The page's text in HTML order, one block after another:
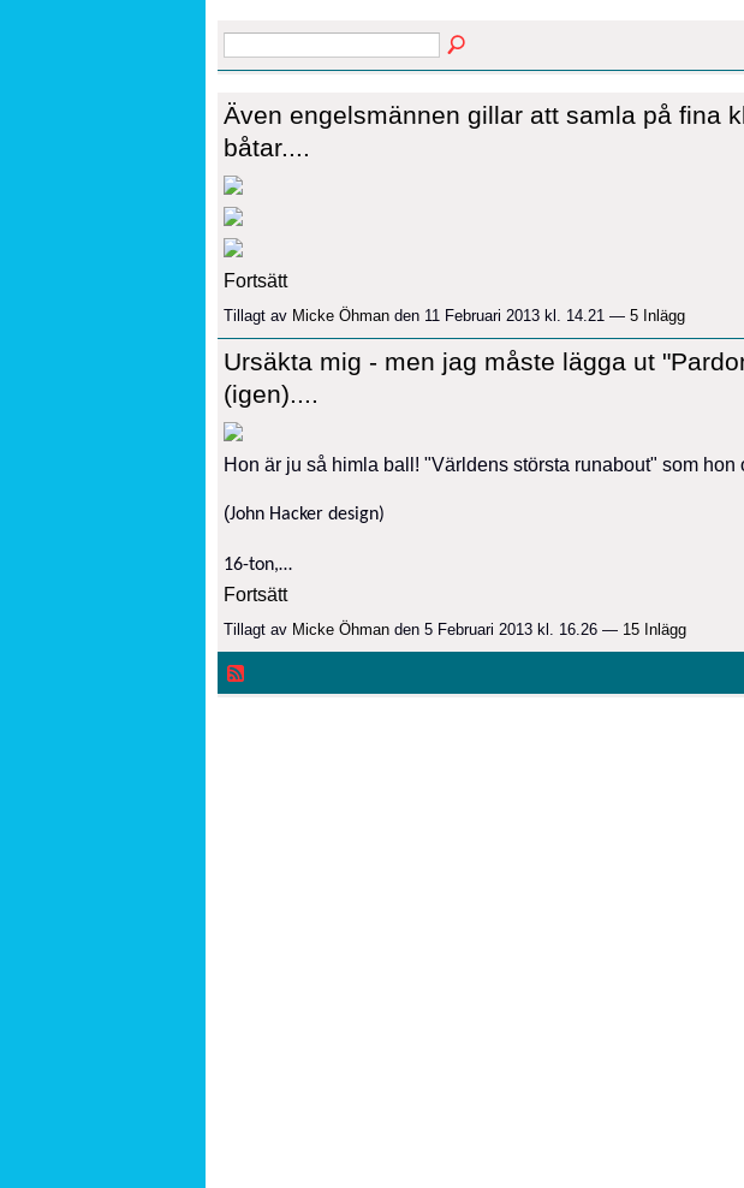
Även engelsmännen gillar att samla på fina
båtar....
Fortsätt
Tillagt av Micke Öhman den 11 Februari 2013 kl. 14.21 — 5 Inlägg
Ursäkta mig - men jag måste lägga ut
(igen)....
Hon är ju så himla ball! "Världens största runabout" som hon
(John Hacker design)
16-ton,…
Fortsätt
Tillagt av Micke Öhman den 5 Februari 2013 kl. 16.26 — 15 Inlägg